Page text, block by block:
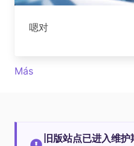
嗯对
Más
旧版站点已进入维护